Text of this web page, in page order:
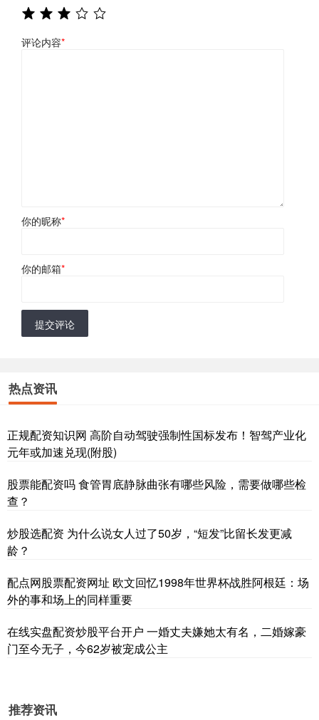
评论内容*
你的昵称*
你的邮箱*
提交评论
热点资讯
正规配资知识网 高阶自动驾驶强制性国标发布！智驾产业化
元年或加速兑现(附股)
股票能配资吗 食管胃底静脉曲张有哪些风险，需要做哪些检
查？
炒股选配资 为什么说女人过了50岁，“短发”比留长发更减
龄？
配点网股票配资网址 欧文回忆1998年世界杯战胜阿根廷：场
外的事和场上的同样重要
在线实盘配资炒股平台开户 一婚丈夫嫌她太有名，二婚嫁豪
门至今无子，今62岁被宠成公主
推荐资讯